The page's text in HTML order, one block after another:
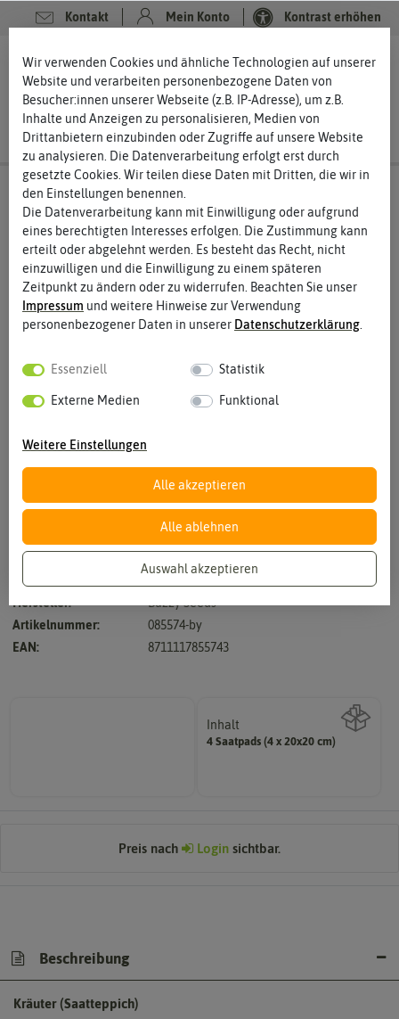
Kontakt Mein Konto Kontrast erhöhen
0 0
Hersteller:
Buzzy Seeds
Artikelnummer:
085574-by
EAN:
8711117855743
Inhalt
4 Saatpads (4 x 20x20 cm)
Wie viel ist enthalten
Preis nach Login sichtbar.
Beschreibung
Kräuter (Saatteppich)
Wir verwenden Cookies und ähnliche Technologien auf unserer
Website und verarbeiten personenbezogene Daten von
Besucher:innen unserer Webseite (z.B. IP-Adresse), um z.B.
Inhalte und Anzeigen zu personalisieren, Medien von
Drittanbietern einzubinden oder Zugriffe auf unsere Website
zu analysieren. Die Datenverarbeitung erfolgt erst durch
gesetzte Cookies. Wir teilen diese Daten mit Dritten, die wir in
den Einstellungen benennen.
Die Datenverarbeitung kann mit Einwilligung oder aufgrund
eines berechtigten Interesses erfolgen. Die Zustimmung kann
erteilt oder abgelehnt werden. Es besteht das Recht, nicht
einzuwilligen und die Einwilligung zu einem späteren
Zeitpunkt zu ändern oder zu widerrufen. Beachten Sie unser
Impressum und weitere Hinweise zur Verwendung
personenbezogener Daten in unserer Daten­schutz­erklärung
Essenziell Statistik
Externe Medien Funktional
Weitere Einstellungen
Alle akzeptieren
Alle ablehnen
Auswahl akzeptieren